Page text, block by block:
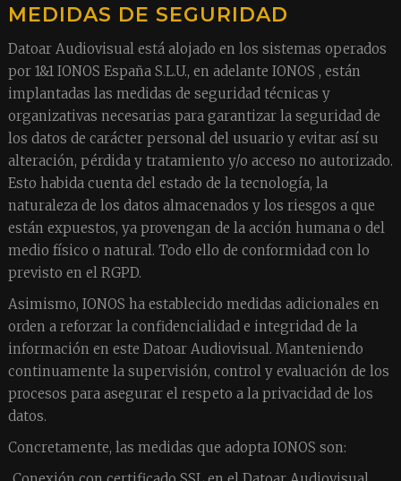
MEDIDAS DE SEGURIDAD
Datoar Audiovisual está alojado en los sistemas operados
por 1&1 IONOS España S.L.U., en adelante IONOS , están
implantadas las medidas de seguridad técnicas y
organizativas necesarias para garantizar la seguridad de
los datos de carácter personal del usuario y evitar así su
alteración, pérdida y tratamiento y/o acceso no autorizado.
Esto habida cuenta del estado de la tecnología, la
naturaleza de los datos almacenados y los riesgos a que
están expuestos, ya provengan de la acción humana o del
medio físico o natural. Todo ello de conformidad con lo
previsto en el RGPD.
Asimismo, IONOS ha establecido medidas adicionales en
orden a reforzar la confidencialidad e integridad de la
información en este Datoar Audiovisual. Manteniendo
continuamente la supervisión, control y evaluación de los
procesos para asegurar el respeto a la privacidad de los
datos.
Concretamente, las medidas que adopta IONOS son: